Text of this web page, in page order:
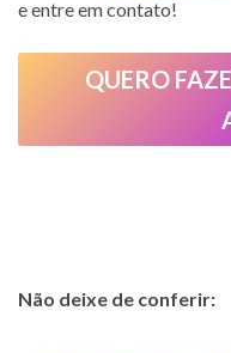
e entre em contato!
QUERO
Não deixe de conferir: